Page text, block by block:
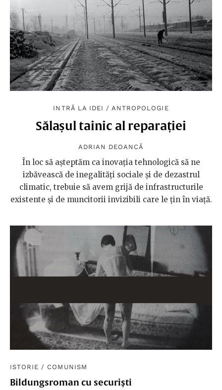
INTRĂ LA IDEI /ANTROPOLOGIE
Sălașul tainic al reparației
ADRIAN DEOANCĂ
În loc să așteptăm ca inovația tehnologică să ne
izbăvească de inegalități sociale și de dezastrul
climatic, trebuie să avem grijă de infrastructurile
existente și de muncitorii invizibili care le țin în viață.
ISTORIE / COMUNISM
Bildungsroman cu securiști